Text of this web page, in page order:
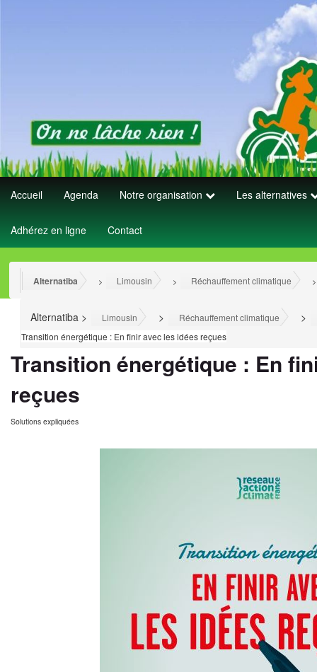
Accueil Agenda Notre organisation Les alternatives
Adhérez en ligne Contact
Alternatiba > Limousin > Réchauffement climatique
Alternatiba > Limousin > Réchauffement climatique >
Transition énergétique : En finir avec les idées reçues
Transition énergétique : En
reçues
Solutions expliquées